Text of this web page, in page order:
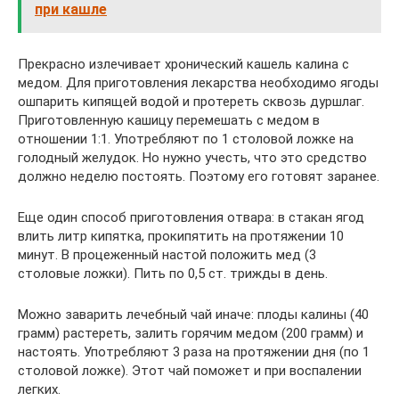
при кашле
Прекрасно излечивает хронический кашель калина с
медом. Для приготовления лекарства необходимо ягоды
ошпарить кипящей водой и протереть сквозь дуршлаг.
Приготовленную кашицу перемешать с медом в
отношении 1:1. Употребляют по 1 столовой ложке на
голодный желудок. Но нужно учесть, что это средство
должно неделю постоять. Поэтому его готовят заранее.
Еще один способ приготовления отвара: в стакан ягод
влить литр кипятка, прокипятить на протяжении 10
минут. В процеженный настой положить мед (3
столовые ложки). Пить по 0,5 ст. трижды в день.
Можно заварить лечебный чай иначе: плоды калины (40
грамм) растереть, залить горячим медом (200 грамм) и
настоять. Употребляют 3 раза на протяжении дня (по 1
столовой ложке). Этот чай поможет и при воспалении
легких.